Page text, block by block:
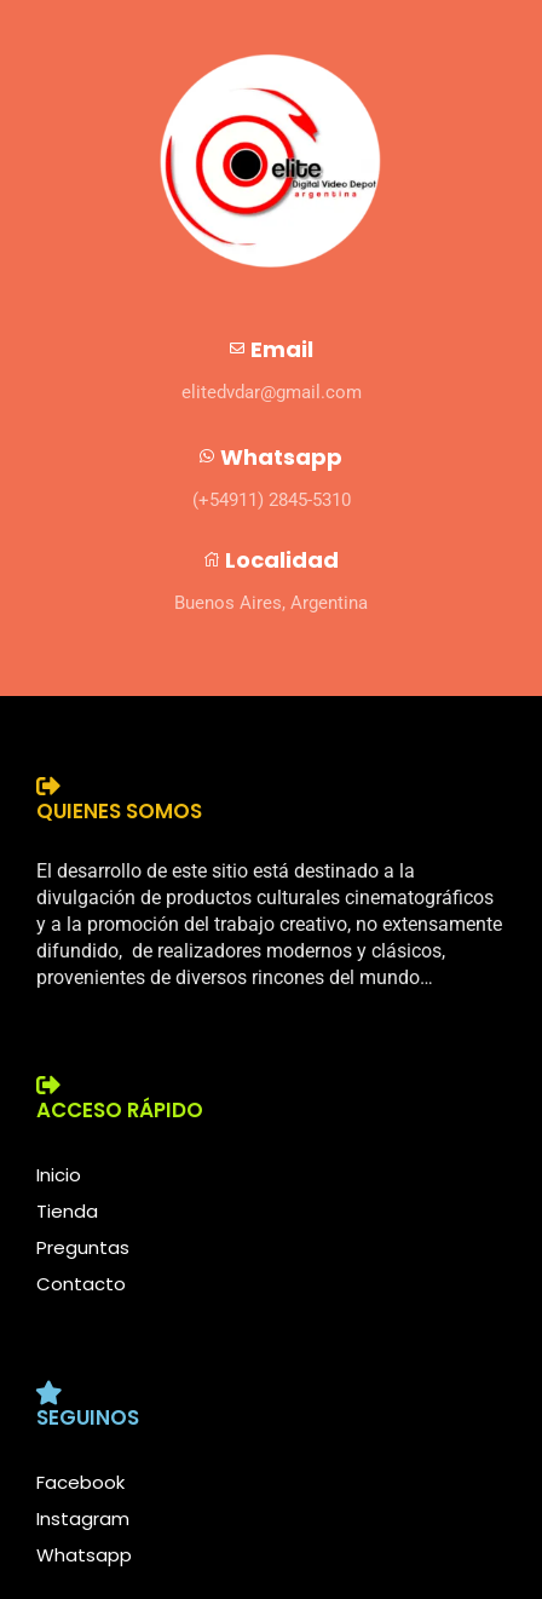
Email
elitedvdar@gmail.com
Whatsapp
(+54911) 2845-5310
Localidad
Buenos Aires, Argentina
QUIENES SOMOS
El desarrollo de este sitio está destinado a la
divulgación de productos culturales cinematográficos
y a la promoción del trabajo creativo, no extensamente
difundido, de realizadores modernos y clásicos,
provenientes de diversos rincones del mundo…
ACCESO RÁPIDO
Inicio
Tienda
Preguntas
Contacto
SEGUINOS
Facebook
Instagram
Whatsapp